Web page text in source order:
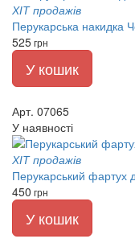
ХІТ продажів
Перукарська накидка
525грн
У кошик
Арт. 07065
У наявності
ХІТ продажів
Перукарський фартух
450 грн
У кошик